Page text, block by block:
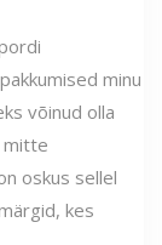
minu
võinud olla
mitte
oskus sellel
kes